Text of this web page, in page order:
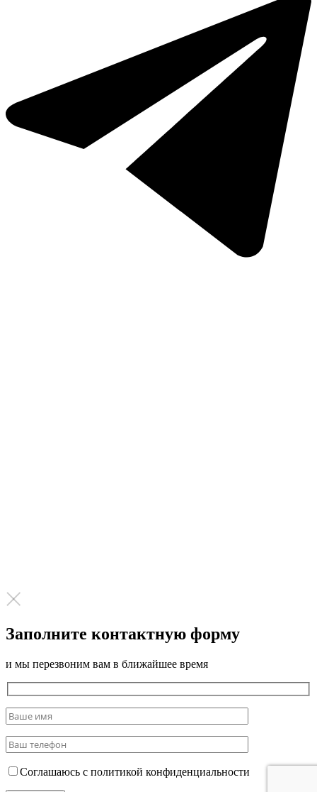
Заполните контактную форму
и мы перезвоним вам в ближайшее время
Соглашаюсь с политикой конфиденциальности